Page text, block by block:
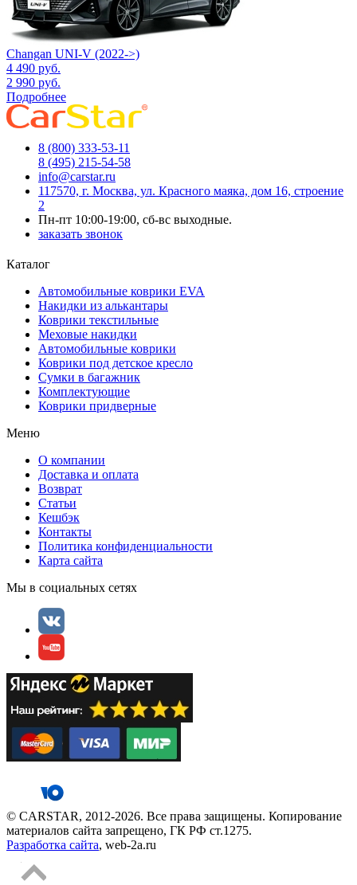
Changan UNI-V (2022->)
4 490 руб.
2 990 руб.
Подробнее
8 (800) 333-53-11
8 (495) 215-54-58
info@carstar.ru
117570, г. Москва, ул. Красного маяка, дом 16, строение
2
Пн-пт 10:00-19:00, сб-вс выходные.
заказать звонок
Каталог
Автомобильные коврики EVA
Накидки из алькантары
Коврики текстильные
Меховые накидки
Автомобильные коврики
Коврики под детское кресло
Сумки в багажник
Комплектующие
Коврики придверные
Меню
О компании
Доставка и оплата
Возврат
Статьи
Кешбэк
Контакты
Политика конфиденциальности
Карта сайта
Мы в социальных сетях
© CARSTAR, 2012-2026. Все права защищены. Копирование
материалов сайта запрещено, ГК РФ ст.1275.
Разработка сайта, web-2a.ru